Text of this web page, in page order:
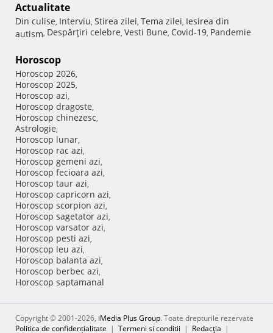
Actualitate
Din culise, Interviu, Stirea zilei, Tema zilei, Iesirea din
autism, Despărţiri celebre, Vesti Bune, Covid-19, Pandemie
Horoscop
Horoscop 2026,
Horoscop 2025,
Horoscop azi,
Horoscop dragoste,
Horoscop chinezesc,
Astrologie,
Horoscop lunar,
Horoscop rac azi,
Horoscop gemeni azi,
Horoscop fecioara azi,
Horoscop taur azi,
Horoscop capricorn azi,
Horoscop scorpion azi,
Horoscop sagetator azi,
Horoscop varsator azi,
Horoscop pesti azi,
Horoscop leu azi,
Horoscop balanta azi,
Horoscop berbec azi,
Horoscop saptamanal
Copyright © 2001-2026, iMedia Plus Group. Toate drepturile rezervate
Politica de confidențialitate | Termeni si conditii | Redacţia |